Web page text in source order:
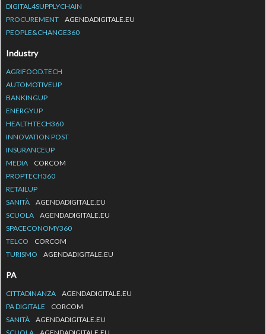
DIGITAL4SUPPLYCHAIN
PROCUREMENT
AGENDADIGITALE.EU
PEOPLE&CHANGE360
Industry
AGRIFOOD.TECH
AUTOMOTIVEUP
BANKINGUP
ENERGYUP
HEALTHTECH360
INNOVATION POST
INSURANCEUP
MEDIA
CORCOM
PROPTECH360
RETAILUP
SANITÀ
AGENDADIGITALE.EU
SCUOLA
AGENDADIGITALE.EU
SPACECONOMY360
TELCO
CORCOM
TURISMO
AGENDADIGITALE.EU
PA
CITTADINANZA
AGENDADIGITALE.EU
PA DIGITALE
CORCOM
SANITÀ
AGENDADIGITALE.EU